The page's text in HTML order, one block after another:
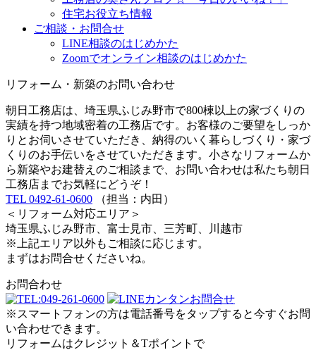
住宅お役立ち情報
ご相談・お問合せ
LINE相談のはじめかた
Zoomでオンライン相談のはじめかた
リフォーム・新築のお問い合わせ
朝日工務店は、埼玉県ふじみ野市で800棟以上の家づくりの
実績を持つ地域密着の工務店です。お客様のご要望をしっか
りとお伺いさせていただき、納得のいく暮らしづくり・家づ
くりのお手伝いをさせていただきます。小さなリフォームか
ら新築やお建替えのご相談まで、お問い合わせは私たち朝日
工務店までお気軽にどうぞ！
TEL 0492-61-0600 （担当：内田）
＜リフォーム対応エリア＞
埼玉県ふじみ野市、富士見市、三芳町、川越市
※上記エリア以外もご相談に応じます。
まずはお問合せくださいね。
お問合わせ
※スマートフォンの方は電話番号をタップすると今すぐお問
い合わせできます。
リフォームはクレジット＆Tポイントで